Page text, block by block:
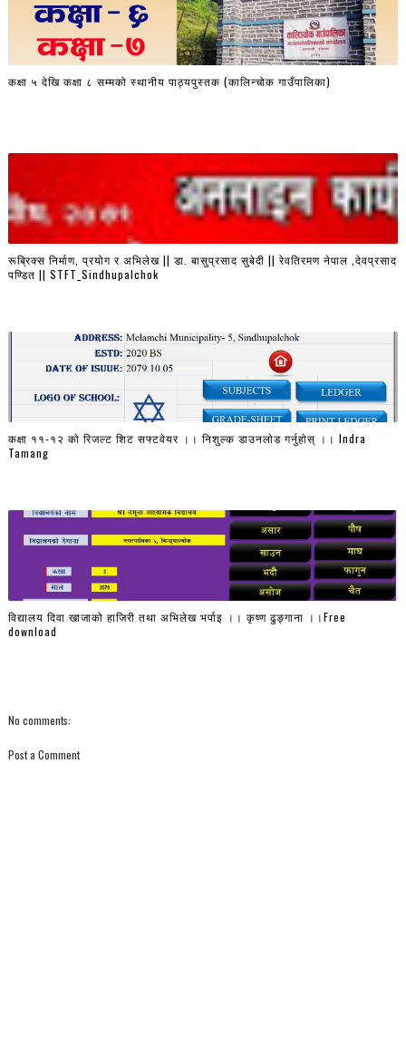
कक्षा ५ देखि कक्षा ८ सम्मको स्थानीय पाठ्यपुस्तक (कालिन्चोक गाउँपालिका)
रूब्रिक्स निर्माण, प्रयोग र अभिलेख || डा. बासुप्रसाद सुबेदी || रेवतिरमण नेपाल ,देवप्रसाद
पण्डित || STFT_Sindhupalchok
कक्षा ११-१२ काे रिजल्ट शिट सफ्टवेयर ।। निशुल्क डाउनलाेड गर्नुहाेस् ।। Indra
Tamang
विद्यालय दिवा खाजाको हाजिरी तथा अभिलेख भर्पाइ ।। कृष्ण ढुङ्गाना ।।Free
download
No comments:
Post a Comment